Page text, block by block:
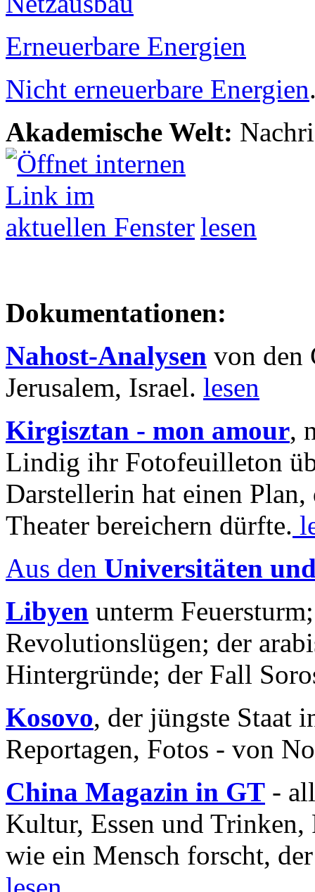
Erneuerbare Energien
Nicht erneuerbare Energien
Akademische Welt:
lesen
Dokumentationen:
Nahost-Analysen von den
Jerusalem, Israel. lesen
Kirgisztan - mon amour,
Lindig ihr Fotofeuilleton
Darstellerin hat einen Plan,
Theater bereichern dürfte.
Aus den Universitäten
Libyen unterm
Revolutionslügen; der
Hintergründe; der Fall
Kosovo, der jüngste Staat
Reportagen, Fotos - von
China Magazin in GT -
Kultur, Essen und
wie ein Mensch forscht,